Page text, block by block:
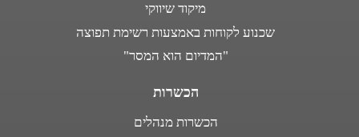
מיקוד שיווקי
שכנוע לקוחות באמצעות רשימת תפוצה
"המדיום הוא המסר"
הכשרות
הכשרות מנהלים